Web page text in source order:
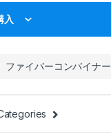
入
ファイバーコンバイナー